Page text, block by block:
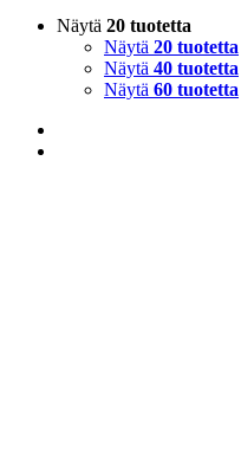
Näytä 20 tuotetta
Näytä 20 tuotetta
Näytä 40 tuotetta
Näytä 60 tuotetta